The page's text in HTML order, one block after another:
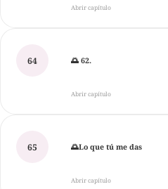
Abrir capítulo
64 🌅 62.
Abrir capítulo
65 🌅Lo que tú me das
Abrir capítulo